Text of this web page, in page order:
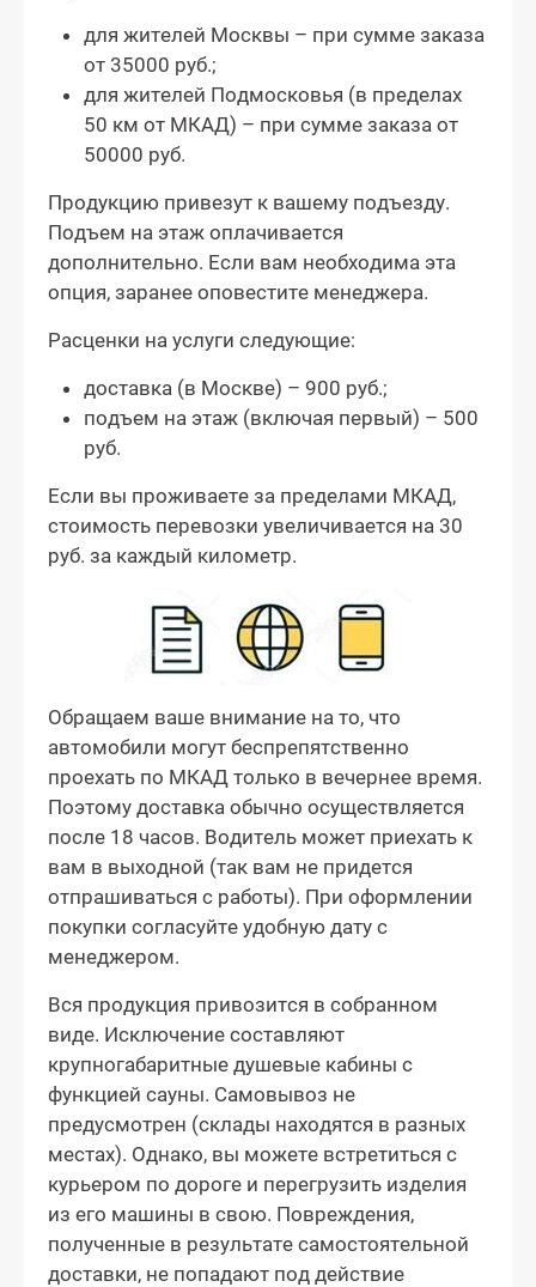
для жителей Москвы – при сумме заказа
от 35000 руб.;
для жителей Подмосковья (в пределах
50 км от МКАД) – при сумме заказа от
50000 руб.
Продукцию привезут к вашему подъезду.
Подъем на этаж оплачивается
дополнительно. Если вам необходима эта
опция, заранее оповестите менеджера.
Расценки на услуги следующие:
доставка (в Москве) – 900 руб.;
подъем на этаж (включая первый) – 500
руб.
Если вы проживаете за пределами МКАД,
стоимость перевозки увеличивается на 30
руб. за каждый километр.
Обращаем ваше внимание на то, что
автомобили могут беспрепятственно
проехать по МКАД только в вечернее время.
Поэтому доставка обычно осуществляется
после 18 часов. Водитель может приехать к
вам в выходной (так вам не придется
отпрашиваться с работы). При оформлении
покупки согласуйте удобную дату с
менеджером.
Вся продукция привозится в собранном
виде. Исключение составляют
крупногабаритные душевые кабины с
функцией сауны. Самовывоз не
предусмотрен (склады находятся в разных
местах). Однако, вы можете встретиться с
курьером по дороге и перегрузить изделия
из его машины в свою. Повреждения,
полученные в результате самостоятельной
доставки, не попадают под действие